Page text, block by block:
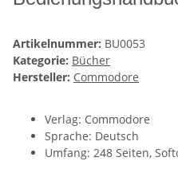
Artikelnummer: BU0053
Kategorie: Bücher
Hersteller: Commodore
Verlag: Commodore
Sprache: Deutsch
Umfang: 248 Seiten,